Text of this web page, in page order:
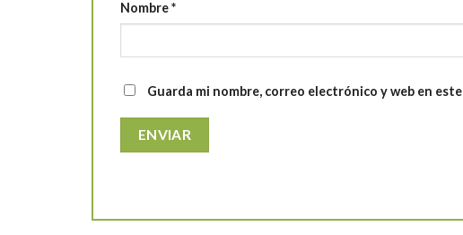
Nombre*
Guarda mi nombre, correo electrónico y web en